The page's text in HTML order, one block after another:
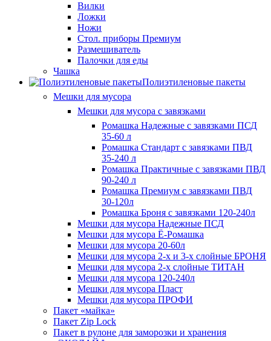
Вилки
Ложки
Ножи
Стол. приборы Премиум
Размешиватель
Палочки для еды
Чашка
Полиэтиленовые пакеты
Мешки для мусора
Мешки для мусора с завязками
Ромашка Надежные с завязками ПСД
35-60 л
Ромашка Стандарт с завязками ПВД
35-240 л
Ромашка Практичные с завязками ПВД
90-240 л
Ромашка Премиум с завязками ПВД
30-120л
Ромашка Броня с завязками 120-240л
Мешки для мусора Надежные ПСД
Мешки для мусора Ё-Ромашка
Мешки для мусора 20-60л
Мешки для мусора 2-х и 3-х слойные БРОНЯ
Мешки для мусора 2-х слойные ТИТАН
Мешки для мусора 120-240л
Мешки для мусора Пласт
Мешки для мусора ПРОФИ
Пакет «майка»
Пакет Zip Lock
Пакет в рулоне для заморозки и хранения